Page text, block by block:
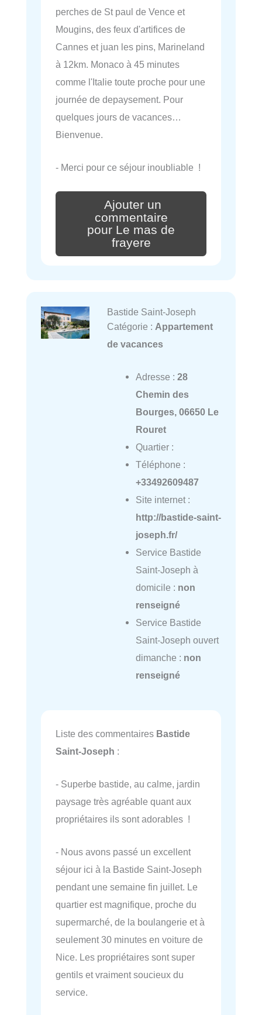
perches de St paul de Vence et
Mougins, des feux d'artifices de
Cannes et juan les pins, Marineland
à 12km. Monaco à 45 minutes
comme l'Italie toute proche pour une
journée de depaysement. Pour
quelques jours de vacances…
Bienvenue.
- Merci pour ce séjour inoubliable !
Ajouter un
commentaire
pour Le mas de
frayere
Bastide Saint-Joseph
Catégorie : Appartement
de vacances
Adresse : 28
Chemin des
Bourges, 06650 Le
Rouret
Quartier :
Téléphone :
+33492609487
Site internet :
http://bastide-saint-
joseph.fr/
Service Bastide
Saint-Joseph à
domicile : non
renseigné
Service Bastide
Saint-Joseph ouvert
dimanche : non
renseigné
Liste des commentaires Bastide
Saint-Joseph :
- Superbe bastide, au calme, jardin
paysage très agréable quant aux
propriétaires ils sont adorables !
- Nous avons passé un excellent
séjour ici à la Bastide Saint-Joseph
pendant une semaine fin juillet. Le
quartier est magnifique, proche du
supermarché, de la boulangerie et à
seulement 30 minutes en voiture de
Nice. Les propriétaires sont super
gentils et vraiment soucieux du
service.